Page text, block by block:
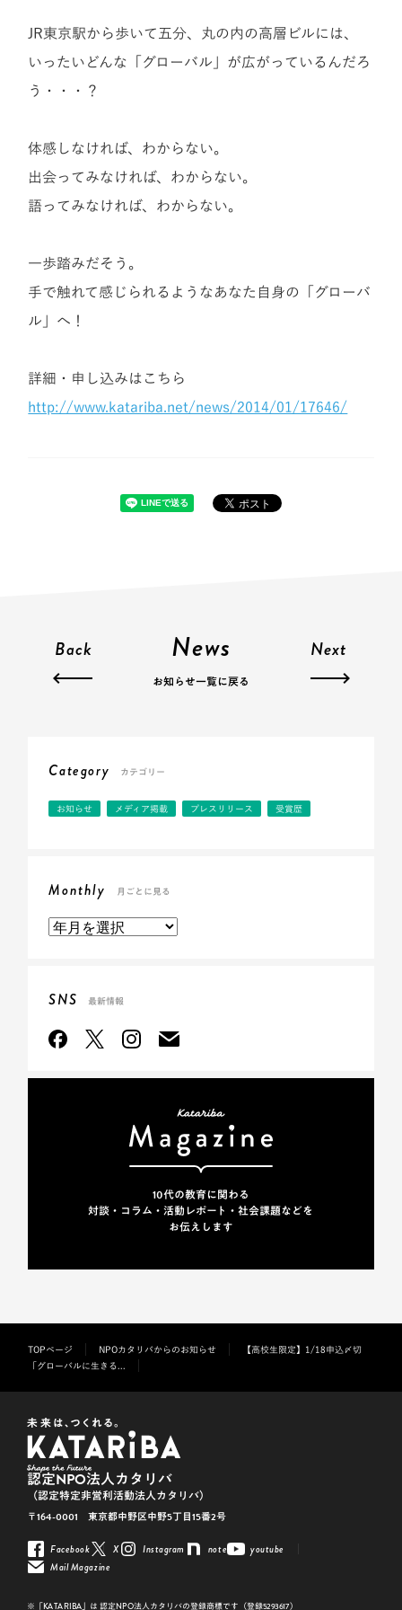
JR東京駅から歩いて五分、丸の内の高層ビルには、
いったいどんな「グローバル」が広がっているんだろ
う・・・？
体感しなければ、わからない。
出会ってみなければ、わからない。
語ってみなければ、わからない。
一歩踏みだそう。
手で触れて感じられるようなあなた自身の「グローバ
ル」へ！
詳細・申し込みはこちら
http://www.katariba.net/news/2014/01/17646/
Back News
お知らせ一覧に戻る
Next
Category カテゴリー
お知らせ メディア掲載 プレスリリース 受賞歴
Monthly 月ごとに見る
SNS 最新情報
10代の教育に関わる
対談・コラム・活動レポート・社会課題などを
お伝えします
TOPページ NPOカタリバからのお知らせ
【高校生限定】1/18申込〆切
「グローバルに生きる...
Facebook X Instagram note
youtube
Mail Magazine
認定NPO法人カタリバ
（認定特定非営利活動法人カタリバ）
〒164-0001 東京都中野区中野5丁目15番2号
※「KATARIBA」は 認定NPO法人カタリバの登録商標です（登録5293617）